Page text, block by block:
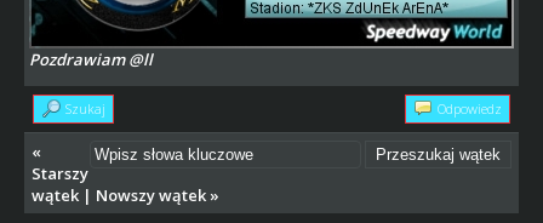
Pozdrawiam @ll
Szukaj Odpowiedz
«
Starszy
wątek| Nowszy wątek»